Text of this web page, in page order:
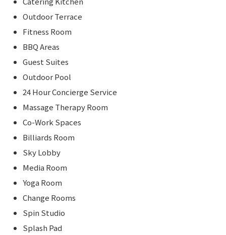
Outdoor Terrace
Fitness Room
BBQ Areas
Guest Suites
Outdoor Pool
24 Hour Concierge Service
Massage Therapy Room
Co-Work Spaces
Billiards Room
Sky Lobby
Media Room
Yoga Room
Change Rooms
Spin Studio
Splash Pad